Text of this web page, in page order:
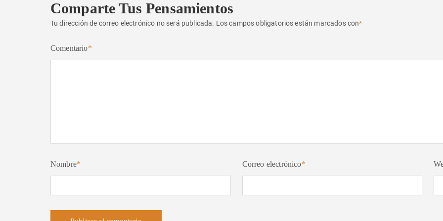
Comparte Tus Pensamientos
Tu dirección de correo electrónico no será publicada. Los campos obligatorios están marcados con*
Comentario*
Nombre* Correo electrónico*